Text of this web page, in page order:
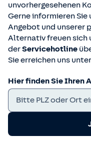
unvorhergesehenen
Gerne informierenSie
Angebot und unserer
Alternativ freuen sich
derServicehotline
Sie erreichen uns
Hier finden Sie Ihren